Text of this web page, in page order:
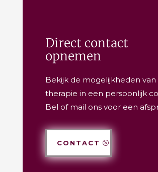
Direct contact
opnemen
Bekijk de mogelijkheden van
therapie in een persoonlijk
Bel of mail ons voor een
CONTACT